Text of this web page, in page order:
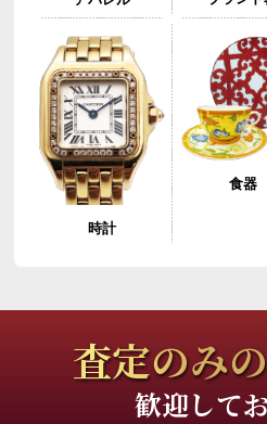
時計
食器
査定のみ
歓迎して